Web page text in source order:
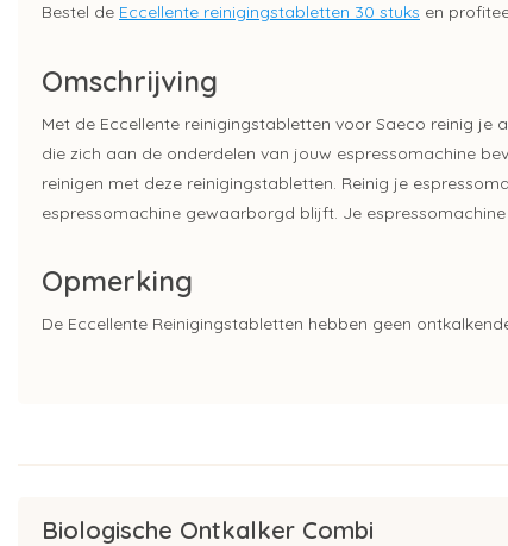
Bestel de Eccellente reinigingstabletten 30 stuks en
Omschrijving
Met de Eccellente reinigingstabletten voor Saeco reinig
die zich aan de onderdelen van jouw espressomachine
reinigen met deze reinigingstabletten. Reinig je
espressomachine gewaarborgd blijft. Je
Opmerking
De Eccellente Reinigingstabletten hebben geen
Biologische Ontkalker Combi